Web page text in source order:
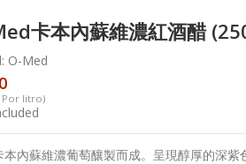
卡本內蘇維濃紅酒醋
O-Med
Por litro)
本內蘇維濃葡萄釀製而成。呈現醇厚的深紫